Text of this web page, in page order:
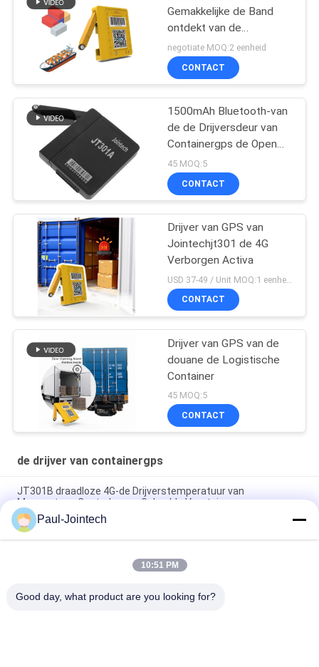
Gemakkelijke de Band
ontdekt van de
Containerdrijver 4G
installeert lange
levensduur batterij
negotiate MOQ:2 eenheid
CONTACT
1500mAh Bluetooth-van
de de Drijversdeur van
Containergps de Open
Ontdekkende Waakzame
Drijver
45 MOQ:5
CONTACT
Drijver van GPS van
Jointechjt301 de 4G
Verborgen Activa
CONTACT
Drijver van GPS van de
douane de Logistische
Container
45 MOQ:5
CONTACT
de drijver van containergps
JT301B draadloze 4G-de Drijverstemperatuur van
Magneetgps Controle voor Gekoelde Voertuigen
Drijver van GPS van de deur de Controlerende Container binnen
Container 3 Maanden Batterij
Van de Containergps van het Jointechaluminium de Anti-
Paul-Jointech
10:51 PM
Good day, what product are you looking for?